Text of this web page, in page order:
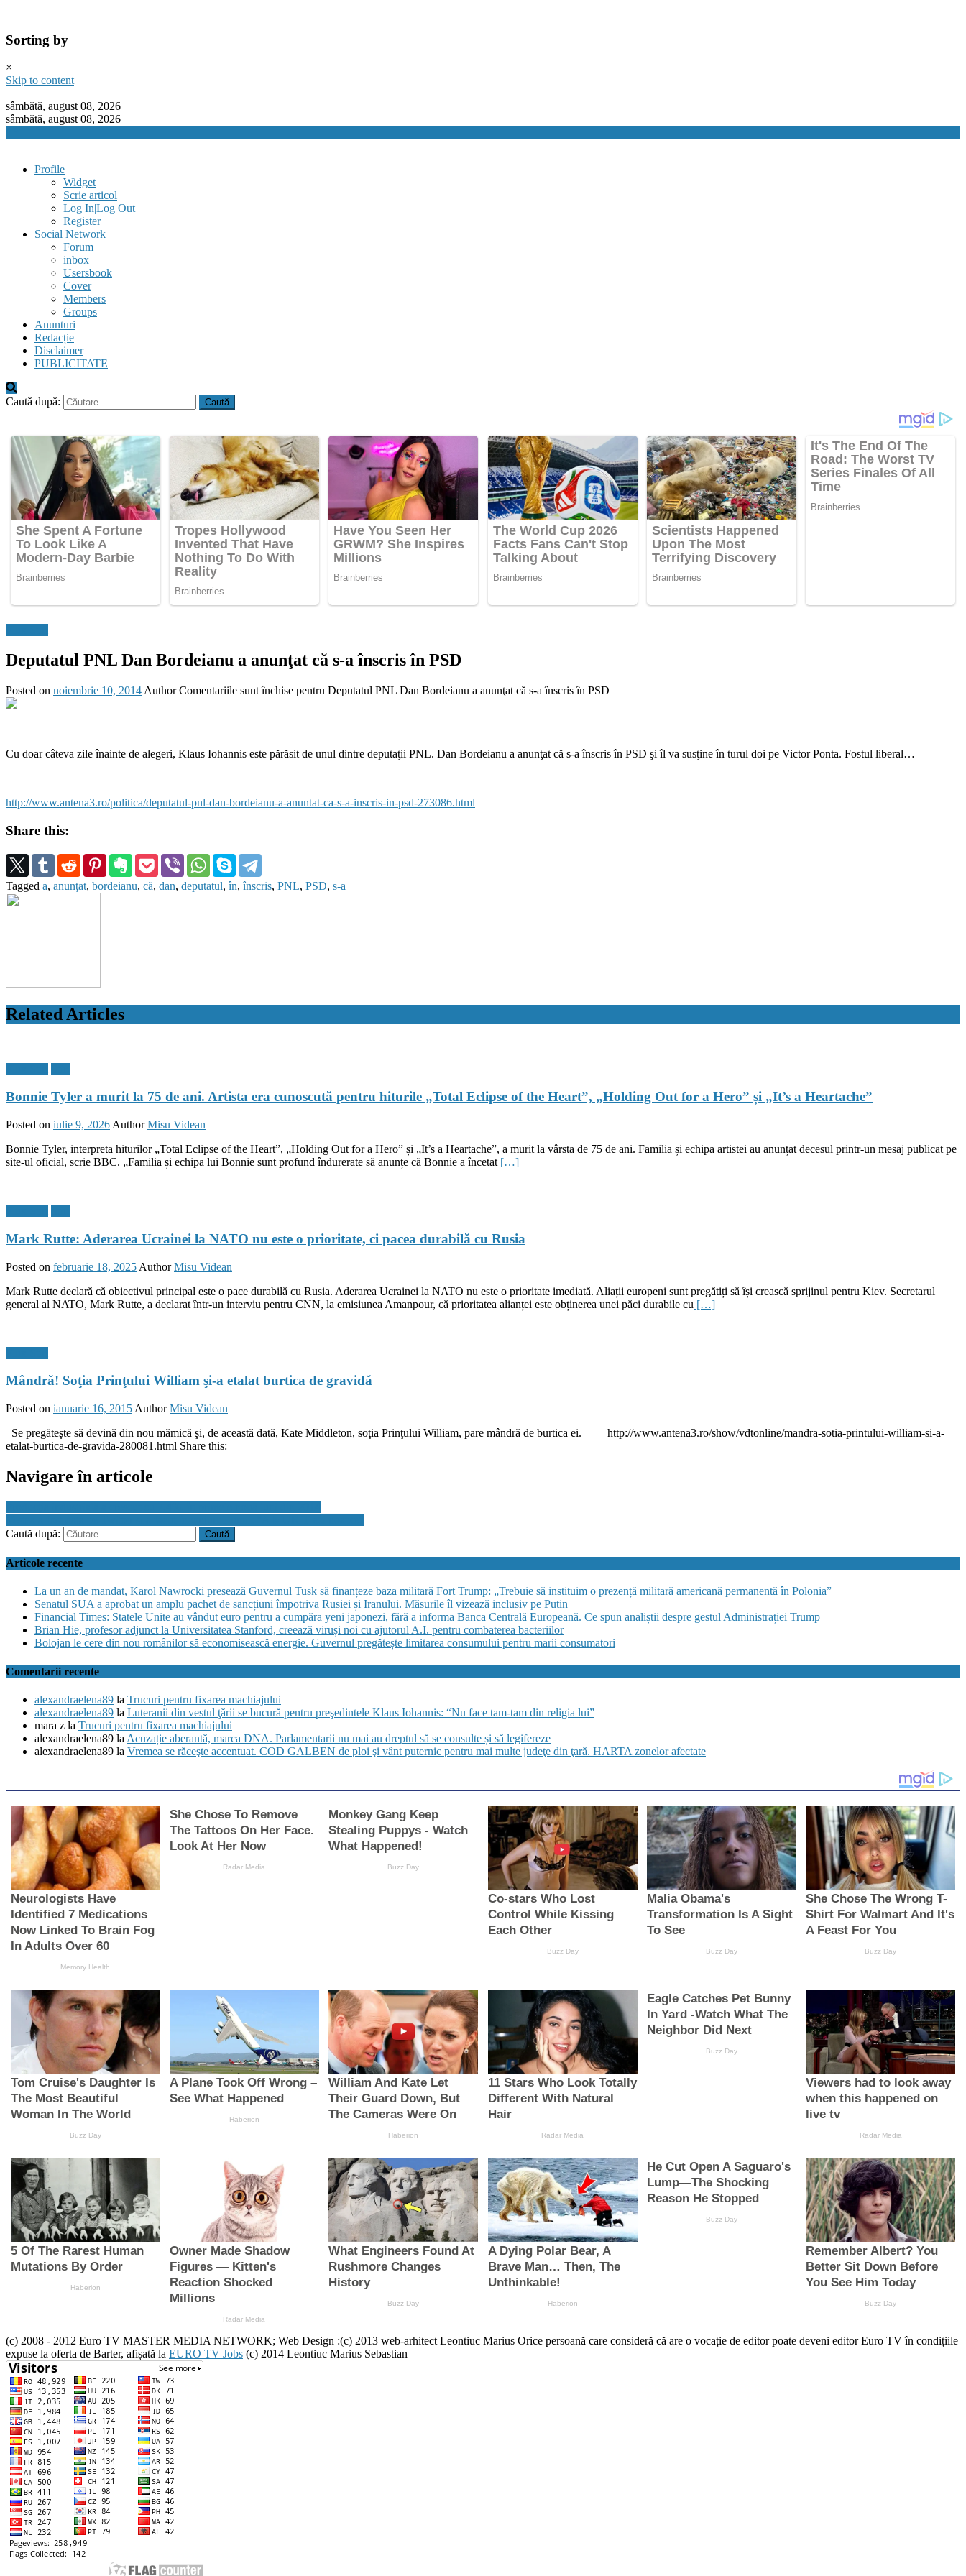
Sorting by
×
Skip to content
sâmbătă, august 08, 2026
sâmbătă, august 08, 2026
Profile
Widget
Scrie articol
Log In|Log Out
Register
Social Network
Forum
inbox
Usersbook
Cover
Members
Groups
Anunturi
Redacție
Disclaimer
PUBLICITATE
Caută după:
Deputatul PNL Dan Bordeianu a anunţat că s-a înscris în PSD
Posted on noiembrie 10, 2014 Author Comentariile sunt închise pentru Deputatul PNL Dan Bordeianu a anunţat că s-a înscris în PSD
Cu doar câteva zile înainte de alegeri, Klaus Iohannis este părăsit de unul dintre deputaţii PNL. Dan Bordeianu a anunţat că s-a înscris în PSD şi îl va susţine în turul doi pe Victor Ponta. Fostul liberal…
http://www.antena3.ro/politica/deputatul-pnl-dan-bordeianu-a-anuntat-ca-s-a-inscris-in-psd-273086.html
Share this:
Tagged a, anunţat, bordeianu, că, dan, deputatul,în,înscris, PNL, PSD, s-a
Related Articles
Bonnie Tyler a murit la 75 de ani. Artista era cunoscută pentru hiturile „Total Eclipse of the Heart”, „Holding Out for a Hero” și „It’s a Heartache”
Posted on iulie 9, 2026 Author Misu Videan
Bonnie Tyler, interpreta hiturilor „Total Eclipse of the Heart”, „Holding Out for a Hero” și „It’s a Heartache”, a murit la vârsta de 75 de ani. Familia și echipa artistei au anunțat decesul printr-un mesaj publicat pe
site-ul oficial, scrie BBC. „Familia și echipa lui Bonnie sunt profund îndurerate să anunțe că Bonnie a încetat […]
Mark Rutte: Aderarea Ucrainei la NATO nu este o prioritate, ci pacea durabilă cu Rusia
Posted on februarie 18, 2025 Author Misu Videan
Mark Rutte declară că obiectivul principal este o pace durabilă cu Rusia. Aderarea Ucrainei la NATO nu este o prioritate imediată. Aliații europeni sunt pregătiți să își crească sprijinul pentru Kiev. Secretarul
general al NATO, Mark Rutte, a declarat într-un interviu pentru CNN, la emisiunea Amanpour, că prioritatea alianței este obținerea unei păci durabile cu […]
Mândră! Soţia Prinţului William şi-a etalat burtica de gravidă
Posted on ianuarie 16, 2015 Author Misu Videan
Se pregăteşte să devină din nou mămică şi, de această dată, Kate Middleton, soţia Prinţului William, pare mândră de burtica ei. http://www.antena3.ro/show/vdtonline/mandra-sotia-printului-william-si-a-
etalat-burtica-de-gravida-280081.html Share this:
Navigare în articole
Caută după:
Articole recente
La un an de mandat, Karol Nawrocki presează Guvernul Tusk să finanțeze baza militară Fort Trump: „Trebuie să instituim o prezență militară americană permanentă în Polonia”
Senatul SUA a aprobat un amplu pachet de sancțiuni împotriva Rusiei și Iranului. Măsurile îl vizează inclusiv pe Putin
Financial Times: Statele Unite au vândut euro pentru a cumpăra yeni japonezi, fără a informa Banca Centrală Europeană. Ce spun analiștii despre gestul Administrației Trump
Brian Hie, profesor adjunct la Universitatea Stanford, creează viruși noi cu ajutorul A.I. pentru combaterea bacteriilor
Bolojan le cere din nou românilor să economisească energie. Guvernul pregătește limitarea consumului pentru marii consumatori
Comentarii recente
alexandraelena89 la Trucuri pentru fixarea machiajului
alexandraelena89 la Luteranii din vestul ţării se bucură pentru preşedintele Klaus Iohannis: “Nu face tam-tam din religia lui”
mara z la Trucuri pentru fixarea machiajului
alexandraelena89 la Acuzație aberantă, marca DNA. Parlamentarii nu mai au dreptul să se consulte și să legifereze
alexandraelena89 la Vremea se răceşte accentuat. COD GALBEN de ploi şi vânt puternic pentru mai multe judeţe din ţară. HARTA zonelor afectate
(c) 2008 - 2012 Euro TV MASTER MEDIA NETWORK; Web Design :(c) 2013 web-arhitect Leontiuc Marius Orice persoană care consideră că are o vocație de editor poate deveni editor Euro TV în condițiile
expuse la oferta de Barter, afișată la EURO TV Jobs (c) 2014 Leontiuc Marius Sebastian